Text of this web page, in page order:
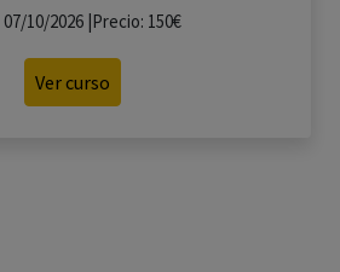
10/2026 |Precio: 150€
Ver curso